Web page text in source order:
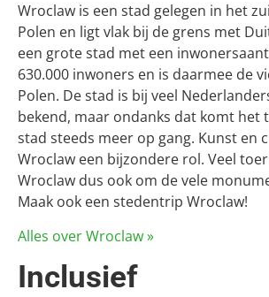
Wroclaw is een stad gelegen in het
Polen en ligt vlak bij de grens met
een grote stad met een
630.000 inwoners en is daarmee de
Polen. De stad is bij veel
bekend, maar ondanks dat komt het
stad steeds meer op gang. Kunst en
Wroclaw een bijzondere rol. Veel
Wroclaw dus ook om de vele
Maak ook een stedentrip Wroclaw!
Alles over Wroclaw »
Inclusief